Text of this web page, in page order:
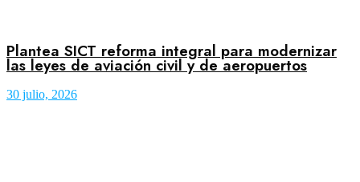
Plantea SICT reforma integral para modernizar
las leyes de aviación civil y de aeropuertos
30 julio, 2026